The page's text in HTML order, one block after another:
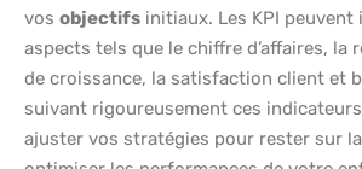
vos objectifs initiaux. Les KPI peuvent
aspects tels que le chiffre d’affaires, la
de croissance, la satisfaction client et
suivant rigoureusement ces
ajuster vos stratégies pour rester sur la